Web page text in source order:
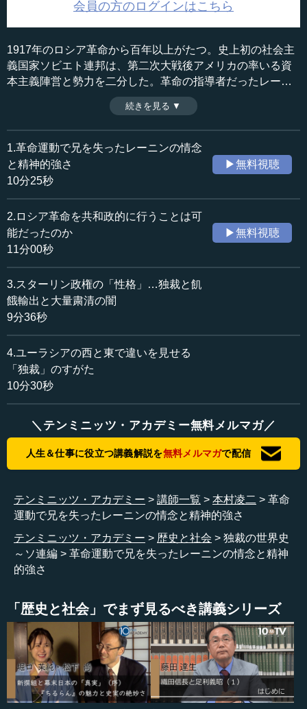
会員の方のログインはこちら
1917年のロシア革命から百年以上がたつ。史上初の社会主
義国家ソビエト連邦は、第二次大戦後アメリカの率いる資
本主義陣営と勢力を二分した。革命の指導者だったレーニ
ン、その後に続くスターリンは独裁史上、いかなる役割を
担ったのか。まずはレーニンについて考察を進める。（全4
話中第1話）
※インタビュアー：川上達史（テンミニッツTV編集長）
収録日：2020年1月30日
追加日：2021年2月12日
カテゴリー：
歴史・民族
≪全文≫
●イギリスから発達すると思われていた社会主義
―― 本村先生、前回のビスマルクについてお話しいただ
ターリン、それからムッソリーニ、ヒトラーと、20世紀の
独裁者たちに入っていきたいと思います。
今回はまず、レーニンやスターリンが独裁政権をつくり
あげていく過程についてお話をうかがいたいと思います。
まず最初に、社会主義の理想を掲げていながら、なぜ独裁
政権をつくるに至るのかというところですが、先生はどの
本村 社会主義というのは、本来資本主義の最高段階ない
し最終段階に達したところから生まれてくると言われ、イ
ギリスやフランスといったところで誕生するものだと思わ
―― マルクス自身が当初はそのように想定していたとい
本村 ええ。資本主義社会のはらんでいる矛盾が階級闘争
を引き起こし、下層階級といわれていた労働者階級が「プ
りました。しかし、実際には違いました。
イギリスやフランス、ドイツといった国では、権力側の
人々がそれなりに社会主義的な政策をどんどん取り入れて
いきます。典型的にはビスマルクがいち早く行った社会福
祉政策ですが、一つにはそういうことがありました。
続きを見る ▼
1.革命運動で兄を失ったレーニンの情念
と精神的強さ
10分25秒
▶無料視聴
2.ロシア革命を共和政的に行うことは可
能だったのか
11分00秒
▶無料視聴
3.スターリン政権の「性格」…独裁と飢
餓輸出と大量粛清の闇
9分36秒
4.ユーラシアの西と東で違いを見せる
「独裁」のすがた
10分30秒
＼テンミニッツ・アカデミー無料メルマガ／
人生＆仕事に役立つ講義解説を無料メルマガで配信
テンミニッツ・アカデミー 講師一覧 本村凌二
革命
運動で兄を失ったレーニンの情念と精神的強さ
テンミニッツ・アカデミー
歴史と社会
独裁の世界史
～ソ連編
革命運動で兄を失ったレーニンの情念と精神
的強さ
「歴史と社会」でまず見るべき講義シリーズ